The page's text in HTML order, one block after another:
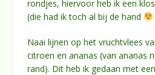
rondjes, hiervoor heb ik een
(die had ik toch al bij de hand
Naai lijnen op het vruchtvlees
citroen en ananas (van ananas
rand). Dit heb ik gedaan met